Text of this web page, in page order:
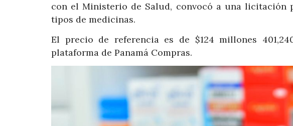
con el Ministerio de Salud, convocó a una licitación
tipos de medicinas.
El precio de referencia es de $124 millones
plataforma de Panamá Compras.